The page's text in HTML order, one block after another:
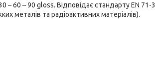
60 – 90 gloss. Відповідає стандарту EN 71-3
металів та радіоактивних матеріалів).